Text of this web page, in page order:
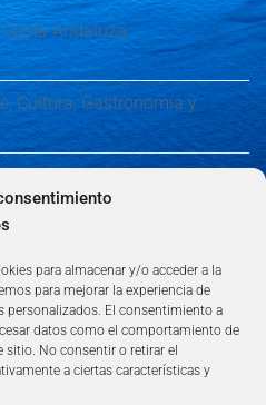
para almacenar y/o acceder a la
para mejorar la experiencia de
personalizados. El consentimiento a
datos como el comportamiento de
sitio. No consentir o retirar el
a ciertas características y
Andaluza
Cultura, Gastronomía y
Cultura, Gastronomía y